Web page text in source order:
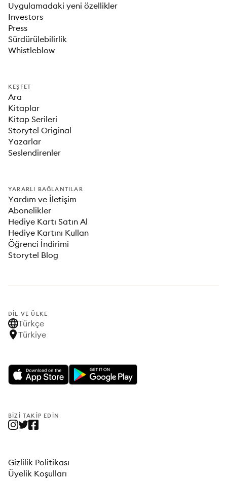
Uygulamadaki yeni özellikler
Investors
Press
Sürdürülebilirlik
Whistleblow
KEŞFET
Ara
Kitaplar
Kitap Serileri
Storytel Original
Yazarlar
Seslendirenler
YARARLI BAĞLANTILAR
Yardım ve İletişim
Abonelikler
Hediye Kartı Satın Al
Hediye Kartını Kullan
Öğrenci İndirimi
Storytel Blog
DIL VE ÜLKE
Türkçe
Türkiye
BIZI TAKIP EDIN
Gizlilik Politikası
Üyelik Koşulları